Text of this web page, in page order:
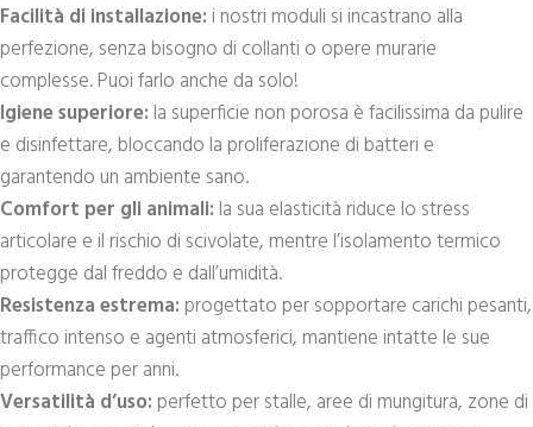
Facilità di installazione: i nostri moduli si incastrano alla
perfezione, senza bisogno di collanti o opere murarie
complesse. Puoi farlo anche da solo!
Igiene superiore: la superficie non porosa è facilissima da pulire
e disinfettare, bloccando la proliferazione di batteri e
garantendo un ambiente sano.
Comfort per gli animali: la sua elasticità riduce lo stress
articolare e il rischio di scivolate, mentre l’isolamento termico
protegge dal freddo e dall’umidità.
Resistenza estrema: progettato per sopportare carichi pesanti,
traffico intenso e agenti atmosferici, mantiene intatte le sue
performance per anni.
Versatilità d’uso: perfetto per stalle, aree di mungitura, zone di